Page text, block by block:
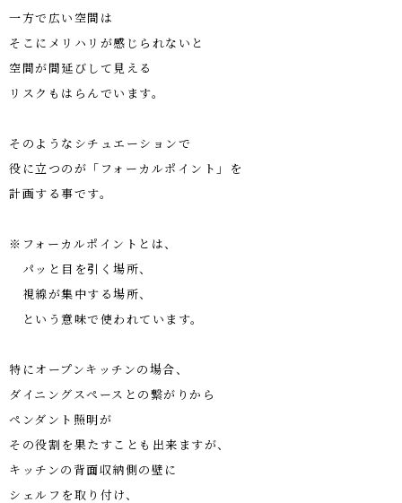
一方で広い空間は
そこにメリハリが感じられないと
空間が間延びして見える
リスクもはらんでいます。
そのようなシチュエーションで
役に立つのが「フォーカルポイント」を
計画する事です。
※フォーカルポイントとは、
パッと目を引く場所、
視線が集中する場所、
という意味で使われています。
特にオープンキッチンの場合、
ダイニングスペースとの繋がりから
ペンダント照明が
その役割を果たすことも出来ますが、
キッチンの背面収納側の壁に
シェルフを取り付け、